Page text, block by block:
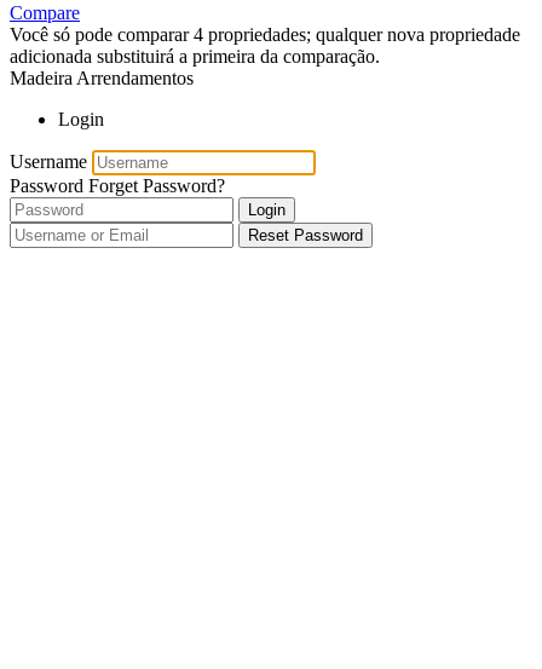
Compare
Você só pode comparar 4 propriedades; qualquer nova propriedade
adicionada substituirá a primeira da comparação.
Madeira Arrendamentos
Login
Username
Password Forget Password?
Login
Reset Password